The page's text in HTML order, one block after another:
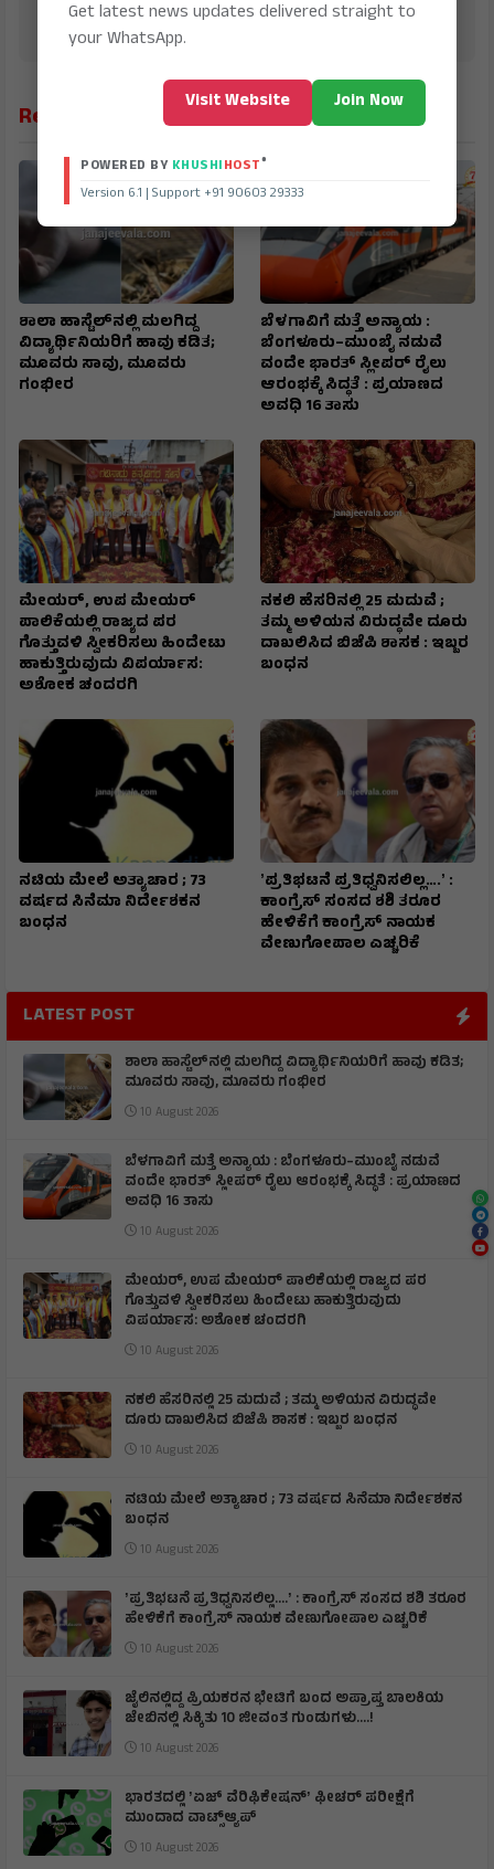
Education, Sports, Science, Current Affairs. Latest
Breaking News From India & Around the World.
Related News
ಶಾಲಾ ಹಾಸ್ಟೆಲ್‌ನಲ್ಲಿ ಮಲಗಿದ್ದ
ವಿದ್ಯಾರ್ಥಿನಿಯರಿಗೆ ಹಾವು ಕಡಿತ;
ಮೂವರು ಸಾವು, ಮೂವರು
ಗಂಭೀರ
ಬೆಳಗಾವಿಗೆ ಮತ್ತೆ ಅನ್ಯಾಯ :
ಬೆಂಗಳೂರು–ಮುಂಬೈ ನಡುವೆ
ವಂದೇ ಭಾರತ್ ಸ್ಲೀಪರ್ ರೈಲು
ಆರಂಭಕ್ಕೆ ಸಿದ್ಧತೆ : ಪ್ರಯಾಣದ
ಅವಧಿ 16 ತಾಸು
ಮೇಯರ್, ಉಪ ಮೇಯರ್
ಪಾಲಿಕೆಯಲ್ಲಿ ರಾಜ್ಯದ ಪರ
ಗೊತ್ತುವಳಿ ಸ್ವೀಕರಿಸಲು ಹಿಂದೇಟು
ಹಾಕುತ್ತಿರುವುದು ವಿಪರ್ಯಾಸ:
ಅಶೋಕ ಚಂದರಗಿ
ನಕಲಿ ಹೆಸರಿನಲ್ಲಿ 25 ಮದುವೆ ;
ತಮ್ಮ ಅಳಿಯನ ವಿರುದ್ಧವೇ ದೂರು
ದಾಖಲಿಸಿದ ಬಿಜೆಪಿ ಶಾಸಕ : ಇಬ್ಬರ
ಬಂಧನ
ನಟಿಯ ಮೇಲೆ ಅತ್ಯಾಚಾರ ; 73
ವರ್ಷದ ಸಿನೆಮಾ ನಿರ್ದೇಶಕನ
ಬಂಧನ
ʼಪ್ರತಿಭಟನೆ ಪ್ರತಿಧ್ವನಿಸಲಿಲ್ಲ….ʼ :
ಕಾಂಗ್ರೆಸ್‌ ಸಂಸದ ಶಶಿ ತರೂರ
ಹೇಳಿಕೆಗೆ ಕಾಂಗ್ರೆಸ್‌ ನಾಯಕ
ವೇಣುಗೋಪಾಲ ಎಚ್ಚರಿಕೆ
LATEST POST
ಶಾಲಾ ಹಾಸ್ಟೆಲ್‌ನಲ್ಲಿ ಮಲಗಿದ್ದ ವಿದ್ಯಾರ್ಥಿನಿಯರಿಗೆ ಹಾವು ಕಡಿತ;
ಮೂವರು ಸಾವು, ಮೂವರು ಗಂಭೀರ
10 August 2026
ಬೆಳಗಾವಿಗೆ ಮತ್ತೆ ಅನ್ಯಾಯ : ಬೆಂಗಳೂರು–ಮುಂಬೈ ನಡುವೆ
ವಂದೇ ಭಾರತ್ ಸ್ಲೀಪರ್ ರೈಲು ಆರಂಭಕ್ಕೆ ಸಿದ್ಧತೆ : ಪ್ರಯಾಣದ
ಅವಧಿ 16 ತಾಸು
10 August 2026
ಮೇಯರ್, ಉಪ ಮೇಯರ್ ಪಾಲಿಕೆಯಲ್ಲಿ ರಾಜ್ಯದ ಪರ
ಗೊತ್ತುವಳಿ ಸ್ವೀಕರಿಸಲು ಹಿಂದೇಟು ಹಾಕುತ್ತಿರುವುದು
ವಿಪರ್ಯಾಸ: ಅಶೋಕ ಚಂದರಗಿ
10 August 2026
ನಕಲಿ ಹೆಸರಿನಲ್ಲಿ 25 ಮದುವೆ ; ತಮ್ಮ ಅಳಿಯನ ವಿರುದ್ಧವೇ
ದೂರು ದಾಖಲಿಸಿದ ಬಿಜೆಪಿ ಶಾಸಕ : ಇಬ್ಬರ ಬಂಧನ
10 August 2026
ನಟಿಯ ಮೇಲೆ ಅತ್ಯಾಚಾರ ; 73 ವರ್ಷದ ಸಿನೆಮಾ ನಿರ್ದೇಶಕನ
ಬಂಧನ
10 August 2026
ʼಪ್ರತಿಭಟನೆ ಪ್ರತಿಧ್ವನಿಸಲಿಲ್ಲ….ʼ : ಕಾಂಗ್ರೆಸ್‌ ಸಂಸದ ಶಶಿ ತರೂರ
ಹೇಳಿಕೆಗೆ ಕಾಂಗ್ರೆಸ್‌ ನಾಯಕ ವೇಣುಗೋಪಾಲ ಎಚ್ಚರಿಕೆ
10 August 2026
ಜೈಲಿನಲ್ಲಿದ್ದ ಪ್ರಿಯಕರನ ಭೇಟಿಗೆ ಬಂದ ಅಪ್ರಾಪ್ತ ಬಾಲಕಿಯ
ಜೇಬಿನಲ್ಲಿ ಸಿಕ್ಕಿತು 10 ಜೀವಂತ ಗುಂಡುಗಳು….!
10 August 2026
ಭಾರತದಲ್ಲಿ ʼಏಜ್ ವೆರಿಫಿಕೇಷನ್ʼ ಫೀಚರ್‌ ಪರೀಕ್ಷೆಗೆ
ಮುಂದಾದ ವಾಟ್ಸ್ಆ್ಯಪ್‌
10 August 2026
Get latest news updates delivered straight to
your WhatsApp.
Visit Website Join Now
POWERED BY KHUSHIHOST®
Version 6.1 | Support +91 90603 29333